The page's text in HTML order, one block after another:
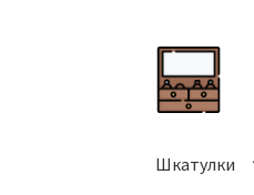
Перейти
к
навигации
Перейти
к
содержимому
Шкатулки